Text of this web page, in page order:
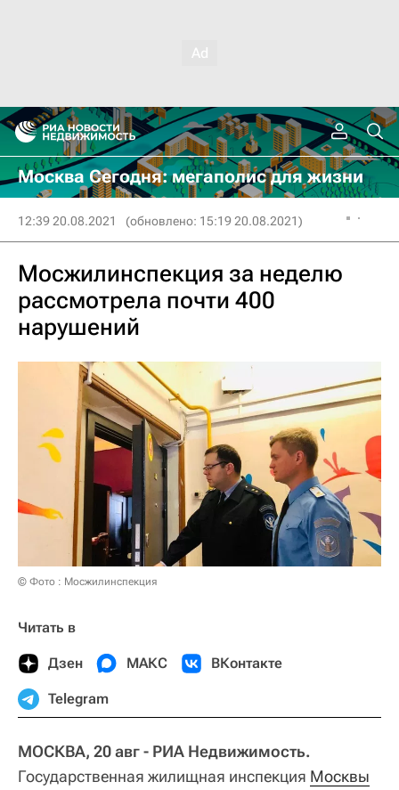
Москва Сегодня: мегаполис для жизни
12:39 20.08.2021 (обновлено: 15:19 20.08.2021)
Мосжилинспекция за неделю
рассмотрела почти 400
нарушений
© Фото : Мосжилинспекция
Читать в
Дзен МАКС ВКонтакте
Telegram
МОСКВА, 20 авг - РИА Недвижимость.
Государственная жилищная инспекция Москвы